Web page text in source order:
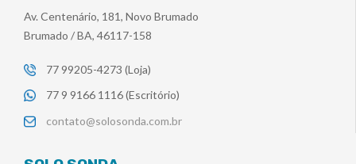
Av. Centenário, 181, Novo Brumado
Brumado / BA, 46117-158
77 99205-4273 (Loja)
77 9 9166 1116 (Escritório)
contato@solosonda.com.br